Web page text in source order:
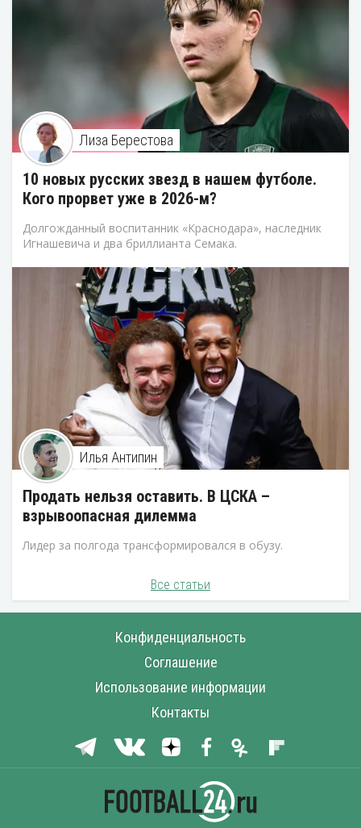
Лиза Берестова
10 новых русских звезд в нашем футболе.
Кого прорвет уже в 2026-м?
Долгожданный воспитанник «Краснодара», наследник
Игнашевича и два бриллианта Семака.
Илья Антипин
Продать нельзя оставить. В ЦСКА –
взрывоопасная дилемма
Лидер за полгода трансформировался в обузу.
Все статьи
Конфиденциальность
Соглашение
Использование информации
Контакты